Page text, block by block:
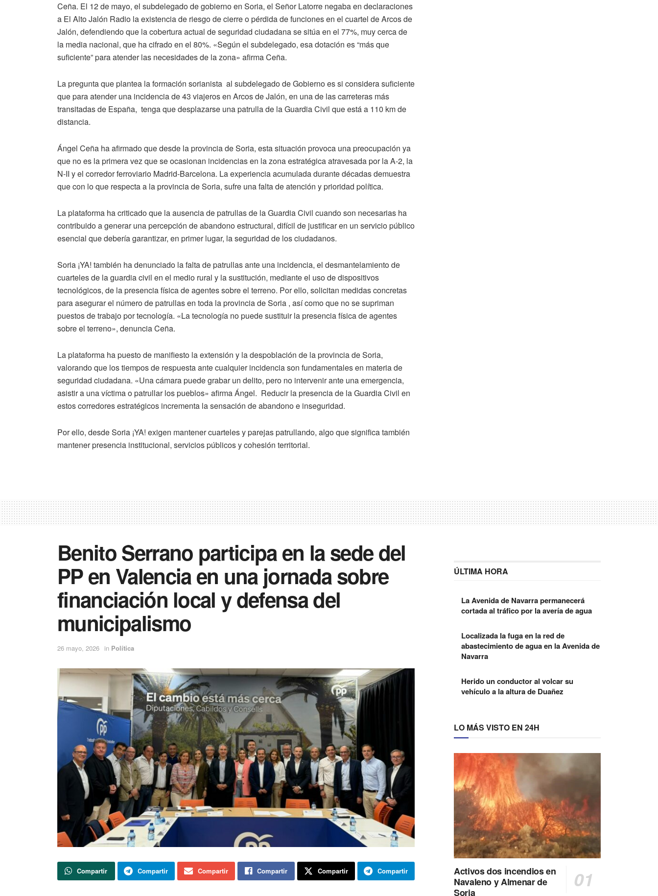
Ceña. El 12 de mayo, el subdelegado de gobierno en Soria, el Señor Latorre negaba en declaraciones
a El Alto Jalón Radio la existencia de riesgo de cierre o pérdida de funciones en el cuartel de Arcos de
Jalón, defendiendo que la cobertura actual de seguridad ciudadana se sitúa en el 77%, muy cerca de
la media nacional, que ha cifrado en el 80%. «Según el subdelegado, esa dotación es “más que
suficiente” para atender las necesidades de la zona» afirma Ceña.
La pregunta que plantea la formación sorianista al subdelegado de Gobierno es si considera suficiente
que para atender una incidencia de 43 viajeros en Arcos de Jalón, en una de las carreteras más
transitadas de España, tenga que desplazarse una patrulla de la Guardia Civil que está a 110 km de
distancia.
Ángel Ceña ha afirmado que desde la provincia de Soria, esta situación provoca una preocupación ya
que no es la primera vez que se ocasionan incidencias en la zona estratégica atravesada por la A-2, la
N-II y el corredor ferroviario Madrid-Barcelona. La experiencia acumulada durante décadas demuestra
que con lo que respecta a la provincia de Soria, sufre una falta de atención y prioridad política.
La plataforma ha criticado que la ausencia de patrullas de la Guardia Civil cuando son necesarias ha
contribuido a generar una percepción de abandono estructural, difícil de justificar en un servicio público
esencial que debería garantizar, en primer lugar, la seguridad de los ciudadanos.
Soria ¡YA! también ha denunciado la falta de patrullas ante una incidencia, el desmantelamiento de
cuarteles de la guardia civil en el medio rural y la sustitución, mediante el uso de dispositivos
tecnológicos, de la presencia física de agentes sobre el terreno. Por ello, solicitan medidas concretas
para asegurar el número de patrullas en toda la provincia de Soria , así como que no se supriman
puestos de trabajo por tecnología. «La tecnología no puede sustituir la presencia física de agentes
sobre el terreno», denuncia Ceña.
La plataforma ha puesto de manifiesto la extensión y la despoblación de la provincia de Soria,
valorando que los tiempos de respuesta ante cualquier incidencia son fundamentales en materia de
seguridad ciudadana. «Una cámara puede grabar un delito, pero no intervenir ante una emergencia,
asistir a una víctima o patrullar los pueblos» afirma Ángel. Reducir la presencia de la Guardia Civil en
estos corredores estratégicos incrementa la sensación de abandono e inseguridad.
Por ello, desde Soria ¡YA! exigen mantener cuarteles y parejas patrullando, algo que significa también
mantener presencia institucional, servicios públicos y cohesión territorial.
Benito Serrano participa en la sede del
PP en Valencia en una jornada sobre
financiación local y defensa del
municipalismo
26 mayo, 2026 in Política
Compartir Compartir Compartir Compartir Compartir Compartir
ÚLTIMA HORA
La Avenida de Navarra permanecerá
cortada al tráfico por la avería de agua
Localizada la fuga en la red de
abastecimiento de agua en la Avenida de
Navarra
Herido un conductor al volcar su
vehículo a la altura de Duañez
LO MÁS VISTO EN 24H
Activos dos incendios en
Navaleno y Almenar de
Soria